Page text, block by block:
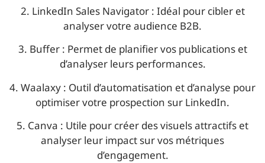
2. LinkedIn Sales Navigator : Idéal pour cibler et
analyser votre audience B2B.
3. Buffer : Permet de planifier vos publications et
d’analyser leurs performances.
4. Waalaxy : Outil d’automatisation et d’analyse pour
optimiser votre prospection sur LinkedIn.
5. Canva : Utile pour créer des visuels attractifs et
analyser leur impact sur vos métriques
d’engagement.